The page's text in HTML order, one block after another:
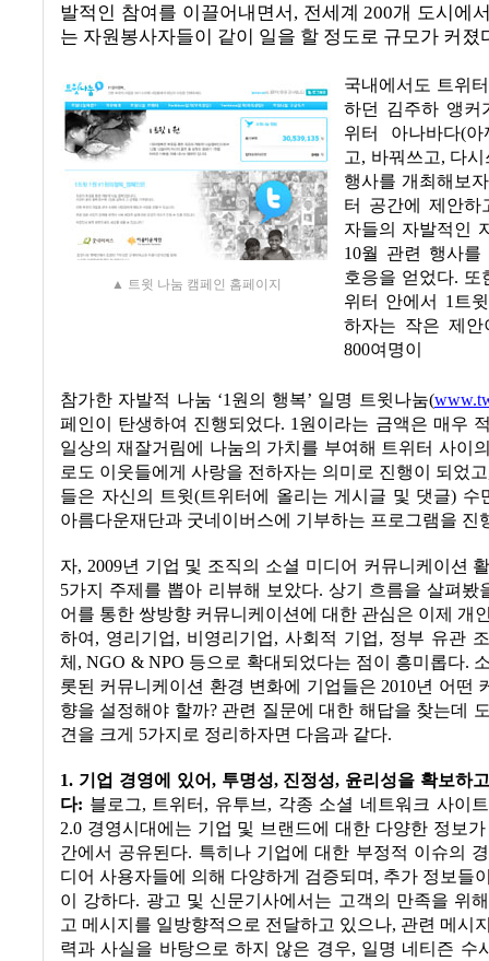
발적인 참여를 이끌어내면서 , 전세계 200개 도시에
는 자원봉사자들이 같이 일을 할 정도로 규모가 커졌
▲ 트윗 나눔 캠페인 홈페이지
국내에서도 트위
하던 김주하 앵커
위터 아나바다(아
고, 바꿔쓰고, 다
행사를 개최해보
터 공간에 제안하
자들의 자발적인
10월 관련 행사를
호응을 얻었다. 또
위터 안에서
1트
하자는 작은 제
800여명이
참가한 자발적 나눔 ‘1원의 행복’ 일명 트윗나눔(
페인이 탄생하여 진행되었다. 1원이라는 금액은 매우
일상의 재잘거림에 나눔의 가치를 부여해 트위터 사이
로도 이웃들에게 사랑을 전하자는 의미로 진행이 되었고
들은 자신의 트윗(트위터에 올리는 게시글 및 댓글) 수
아름다운재단과 굿네이버스에 기부하는 프로그램을 진
자, 2009년 기업 및 조직의 소셜 미디어 커뮤니케이션
5가지 주제를 뽑아 리뷰해 보았다.상기 흐름을 살펴봤
어를 통한 쌍방향 커뮤니케이션에 대한 관심은 이제 개
하여 , 영리기업, 비영리기업, 사회적 기업, 정부 유관
체 , NGO & NPO 등으로 확대되었다는 점이 흥미롭다.
롯된 커뮤니케이션 환경 변화에 기업들은2010년 어떤
향을 설정해야 할까? 관련 질문에 대한 해답을 찾는데
견을 크게 5가지로 정리하자면 다음과 같다.
1. 기업 경영에 있어, 투명성, 진정성, 윤리성을 확보하
다: 블로그, 트위터 , 유투브, 각종 소셜 네트워크 사이
2.0 경영시대에는 기업 및 브랜드에 대한 다양한 정보
간에서 공유된다. 특히나 기업에 대한 부정적 이슈의
디어 사용자들에 의해 다양하게 검증되며 , 추가 정보들
이 강하다. 광고 및 신문기사에서는 고객의 만족을 위
고 메시지를 일방향적으로 전달하고 있으나, 관련 메시
력과 사실을 바탕으로 하지 않은 경우, 일명 네티즌 수